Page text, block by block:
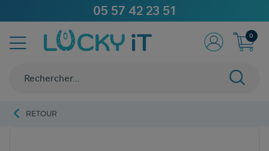
05 57 42 23 51
0
RETOUR